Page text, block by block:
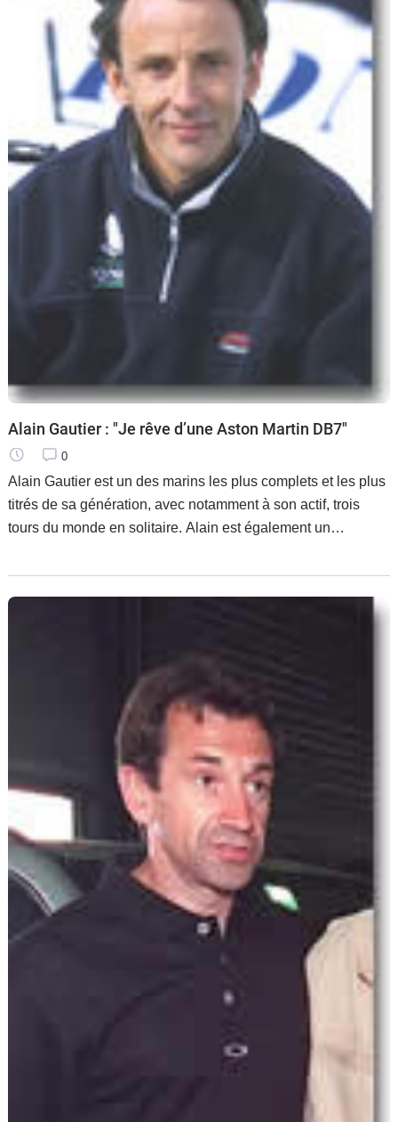
Alain Gautier : "Je rêve d’une Aston Martin DB7"
0
Alain Gautier est un des marins les plus complets et les plus
titrés de sa génération, avec notamment à son actif, trois
tours du monde en solitaire. Alain est également un
son